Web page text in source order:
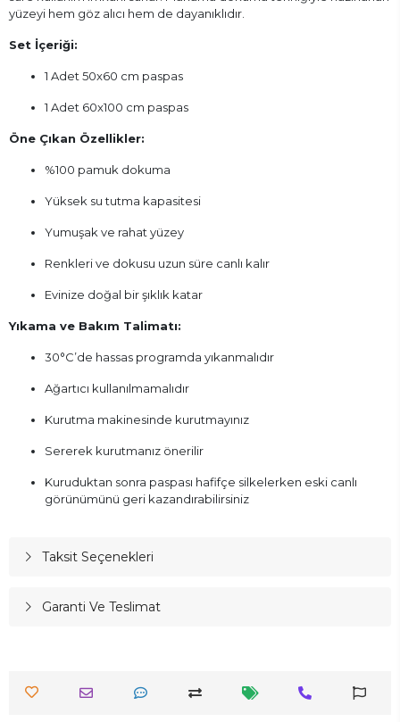
yüzeyi hem göz alıcı hem de dayanıklıdır.
Set İçeriği:
1 Adet 50x60 cm paspas
1 Adet 60x100 cm paspas
Öne Çıkan Özellikler:
%100 pamuk dokuma
Yüksek su tutma kapasitesi
Yumuşak ve rahat yüzey
Renkleri ve dokusu uzun süre canlı kalır
Evinize doğal bir şıklık katar
Yıkama ve Bakım Talimatı:
30°C’de hassas programda yıkanmalıdır
Ağartıcı kullanılmamalıdır
Kurutma makinesinde kurutmayınız
Sererek kurutmanız önerilir
Kuruduktan sonra paspası hafifçe silkelerken eski canlı
görünümünü geri kazandırabilirsiniz
Taksit Seçenekleri
Garanti Ve Teslimat